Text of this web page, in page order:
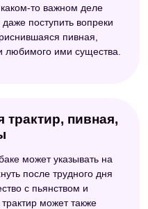
то важном деле
поступить вопреки
пивная,
любимого ими существа.
трактир, пивная,
может указывать на
после трудного дня
с пьянством и
может также